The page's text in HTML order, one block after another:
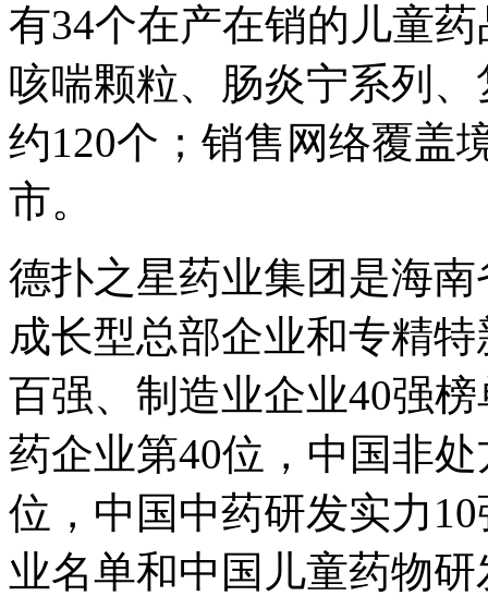
有34个在产在销的儿童
咳喘颗粒、肠炎宁系列
约120个；销售网络覆盖
市。
德扑之星药业集团是海
成长型总部企业和专精
百强、制造业企业40强
药企业第40位，中国非
位，中国中药研发实力
业名单和中国儿童药物